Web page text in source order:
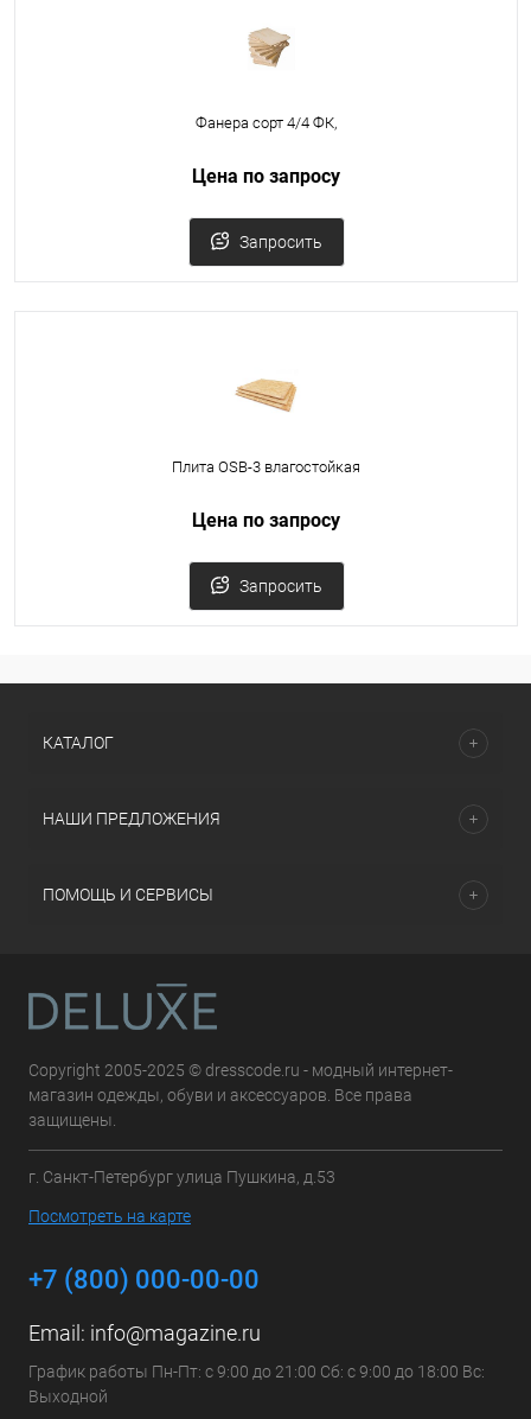
Фанера сорт 4/4 ФК,
Цена по запросу
Запросить
Плита OSB-3 влагостойкая
Цена по запросу
Запросить
КАТАЛОГ
НАШИ ПРЕДЛОЖЕНИЯ
ПОМОЩЬ И СЕРВИСЫ
Copyright 2005-2025 © dresscode.ru - модный интернет-
магазин одежды, обуви и аксессуаров. Все права
защищены.
г. Санкт-Петербург улица Пушкина, д.53
Посмотреть на карте
+7 (800) 000-00-00
Email: info@magazine.ru
График работы Пн-Пт: с 9:00 до 21:00 Сб: с 9:00 до 18:00 Вс:
Выходной